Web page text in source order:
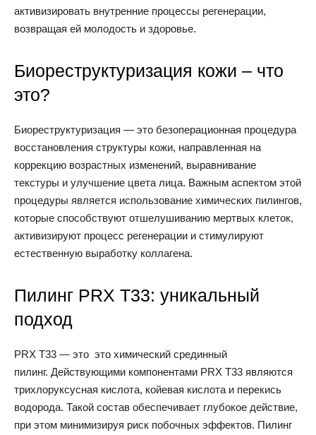
активизировать внутренние процессы регенерации,
возвращая ей молодость и здоровье.
Биореструктуризация кожи – что
это?
Биореструктуризация — это безоперационная процедура
восстановления структуры кожи, направленная на
коррекцию возрастных изменений, выравнивание
текстуры и улучшение цвета лица. Важным аспектом этой
процедуры является использование химических пилингов,
которые способствуют отшелушиванию мертвых клеток,
активизируют процесс регенерации и стимулируют
естественную выработку коллагена.
Пилинг PRX T33: уникальный
подход
PRX T33 — это это химический срединный
пилинг. Действующими компонентами PRX T33 являются
трихлоруксусная кислота, койевая кислота и перекись
водорода. Такой состав обеспечивает глубокое действие,
при этом минимизируя риск побочных эффектов. Пилинг